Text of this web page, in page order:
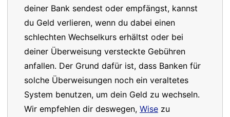
deiner Bank sendest oder empfängst, kannst
du Geld verlieren, wenn du dabei einen
schlechten Wechselkurs erhältst oder bei
deiner Überweisung versteckte Gebühren
anfallen. Der Grund dafür ist, dass Banken für
solche Überweisungen noch ein veraltetes
System benutzen, um dein Geld zu wechseln.
Wir empfehlen dir deswegen, Wise zu